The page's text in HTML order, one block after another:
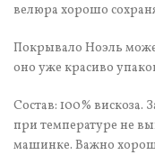
велюра хорошо
Покрывало Ноэль
оно уже красиво
Состав: 100% вискоза.
при температуре не
машинке. Важно